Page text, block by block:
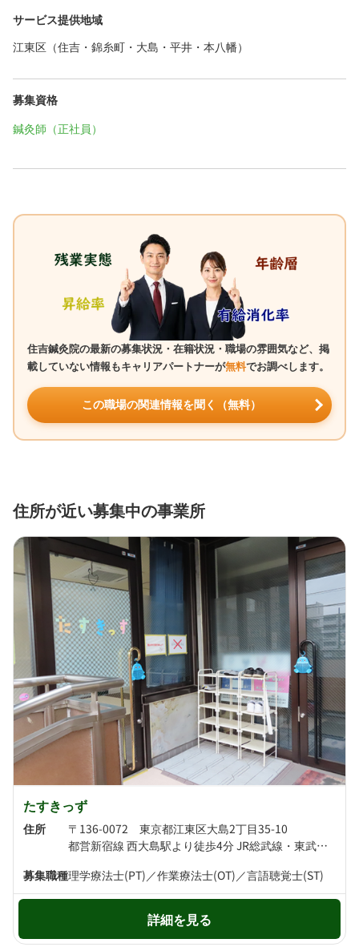
サービス提供地域
江東区（住吉・錦糸町・大島・平井・本八幡）
募集資格
鍼灸師（正社員）
住吉鍼灸院の最新の募集状況・在籍状況・職場の雰囲気など、掲
載していない情報もキャリアパートナーが無料でお調べします。
この職場の関連情報を聞く（無料）
住所が近い募集中の事業所
たすきっず
住所
〒136-0072 東京都江東区大島2丁目35-10
都営新宿線 西大島駅より徒歩4分 JR総武線・東武亀戸線 亀戸駅より徒歩8分
募集職種理学療法士(PT)／作業療法士(OT)／言語聴覚士(ST)
詳細を見る